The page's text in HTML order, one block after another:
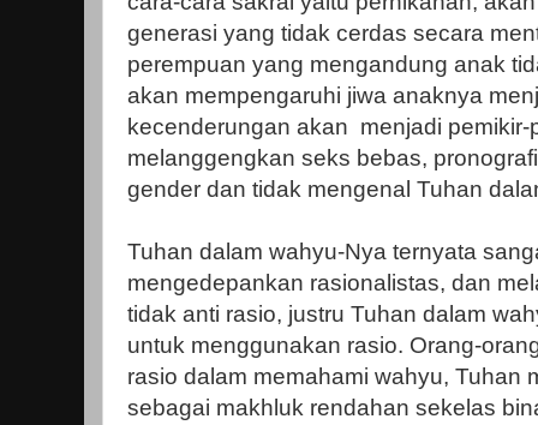
generasi yang tidak cerdas secara
perempuan yang mengandung anak
akan mempengaruhi jiwa anaknya
kecenderungan akan menjadi pemikir-
melanggengkan seks bebas,
gender dan tidak mengenal Tuhan
Tuhan dalam wahyu-Nya ternyata
mengedepankan rasionalistas, dan
tidak anti rasio, justru Tuhan dalam
untuk menggunakan rasio. Orang-
rasio dalam memahami wahyu, Tuhan
sebagai makhluk rendahan sekelas